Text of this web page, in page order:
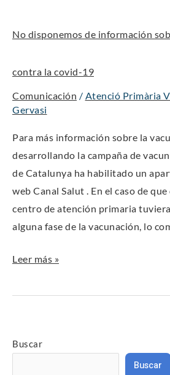
No disponemos de información
contra la covid-19
Comunicación / Atenció Primària
Gervasi
Para más información sobre la
desarrollando la campaña de
de Catalunya ha habilitado un
web Canal Salut . En el caso de
centro de atención primaria
alguna fase de la vacunación, lo
información
la
vacunación
contra
covid-
19
Leer más »
Buscar
Buscar